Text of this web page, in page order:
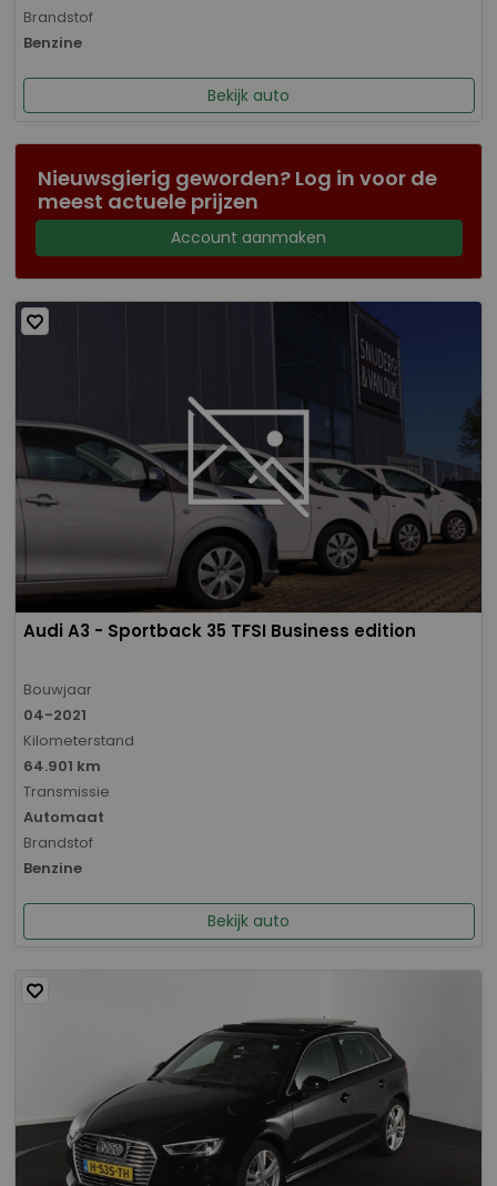
Brandstof
Benzine
Bekijk auto
Nieuwsgierig geworden? Log in voor de
meest actuele prijzen
Account aanmaken
Audi A3 - Sportback 35 TFSI Business edition
Bouwjaar
04-2021
Kilometerstand
64.901 km
Transmissie
Automaat
Brandstof
Benzine
Bekijk auto